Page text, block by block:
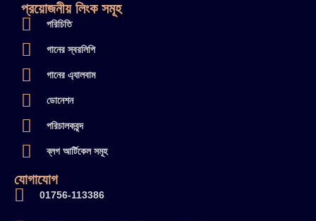
প্রয়োজনীয় লিংক সমূহ
পরিচিতি
গানের স্বরলিপি
গানের এ্যালবাম
ডোনেশন
পরিচালকবৃন্দ
ব্লগ আর্টিকেল সমূহ
যোগাযোগ
01756-113386